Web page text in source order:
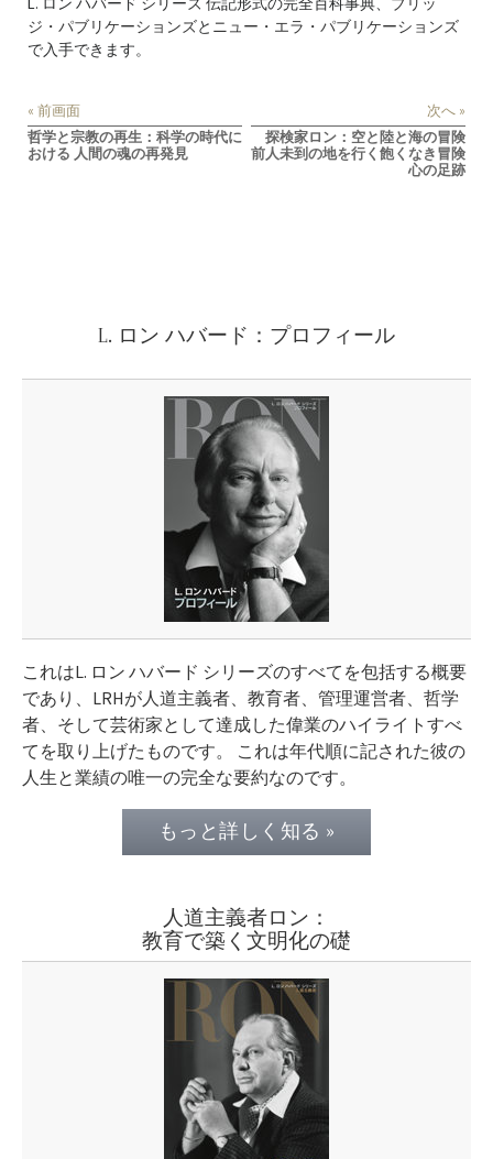
ジ・パブリケーションズとニュー・エラ・パブリケーションズ
で入手できます。
« 前画面
哲学と宗教の再生：科学の時代に
おける 人間の魂の再発見
次へ »
探検家ロン：空と陸と海の冒険
前人未到の地を行く飽くなき冒険
心の足跡
L. ロン ハバード：プロフィール
これはL. ロン ハバード シリーズのすべてを包括する概要
であり、LRHが人道主義者、教育者、管理運営者、哲学
者、そして芸術家として達成した偉業のハイライトすべ
てを取り上げたものです。 これは年代順に記された彼の
人生と業績の唯一の完全な要約なのです。
もっと詳しく知る »
人道主義者ロン：
教育で築く文明化の礎